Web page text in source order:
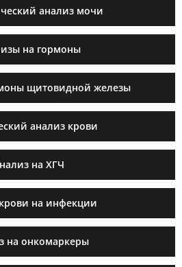
анализ мочи
на гормоны
щитовидной железы
анализ крови
на ХГЧ
на инфекции
на онкомаркеры